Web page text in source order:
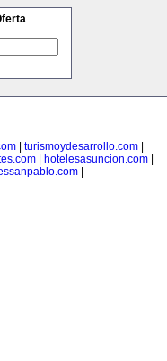
| turismoydesarrollo.com|
hotelesasuncion.com